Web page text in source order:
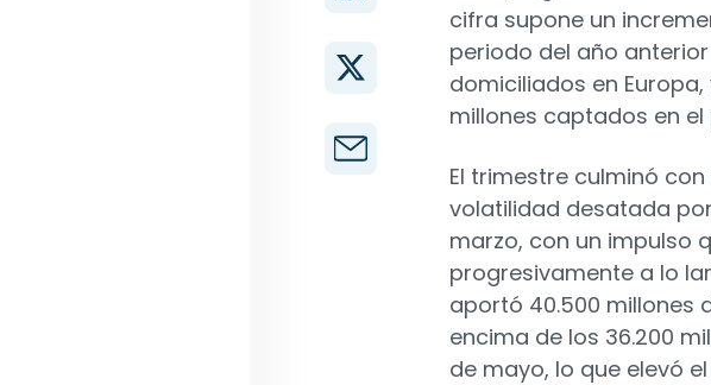
cifra supone un
periodo del año anterior
domiciliados en Europa,
millones captados en
El trimestre culminó
volatilidad desatada
marzo, con un impulso
progresivamente a lo
aportó 40.500 millones
encima de los 36.200
de mayo, lo que elevó